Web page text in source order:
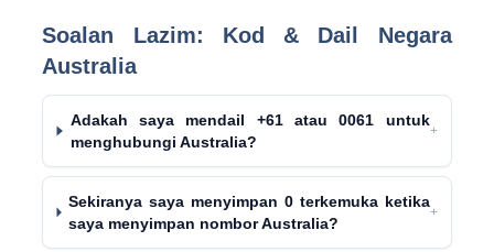
Soalan Lazim: Kod & Dail Negara
Australia
Adakah saya mendail +61 atau 0061 untuk
menghubungi Australia?
+
Sekiranya saya menyimpan 0 terkemuka ketika
saya menyimpan nombor Australia?
+